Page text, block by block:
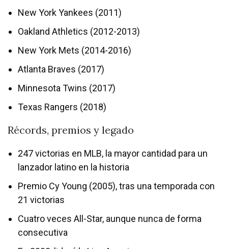
New York Yankees (2011)
Oakland Athletics (2012-2013)
New York Mets (2014-2016)
Atlanta Braves (2017)
Minnesota Twins (2017)
Texas Rangers (2018)
Récords, premios y legado
247 victorias en MLB, la mayor cantidad para un
lanzador latino en la historia
Premio Cy Young (2005), tras una temporada con
21 victorias
Cuatro veces All-Star, aunque nunca de forma
consecutiva